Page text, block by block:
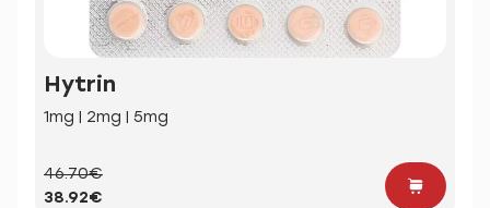
Hytrin
1mg | 2mg | 5mg
46.70€
38.92€